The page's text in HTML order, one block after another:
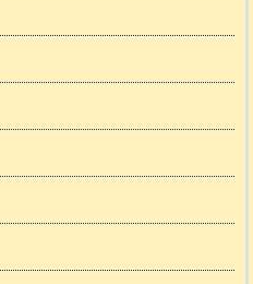
告
か
す
度
本
物